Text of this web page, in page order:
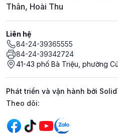
Thân, Hoài Thu
Liên hệ
84-24-39365555
84-24-39342724
41-43 phố Bà Triệu, phường
Phát triển và vận hành bởi
Mạng xã hội
Theo dõi: